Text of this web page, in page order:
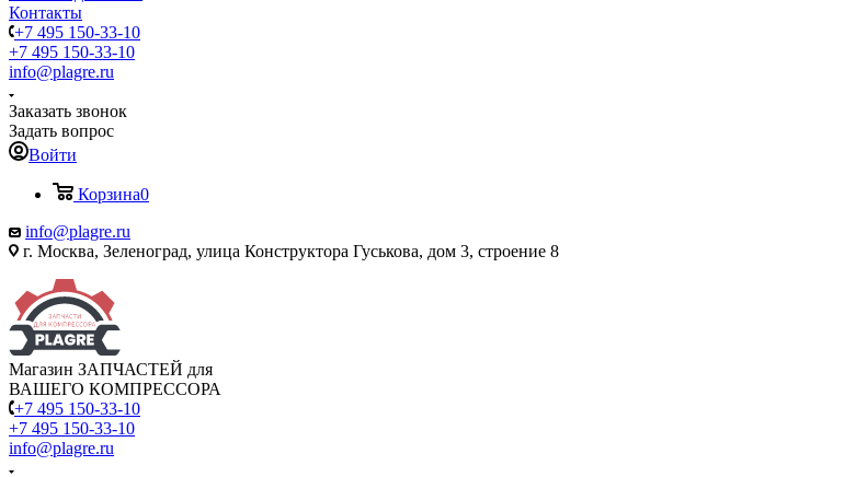
Контакты
+7 495 150-33-10
+7 495 150-33-10
info@plagre.ru
Заказать звонок
Задать вопрос
Войти
Корзина0
info@plagre.ru
г. Москва, Зеленоград, улица Конструктора Гуськова, дом 3, строение 8
Магазин ЗАПЧАСТЕЙ для
ВАШЕГО КОМПРЕССОРА
+7 495 150-33-10
+7 495 150-33-10
info@plagre.ru